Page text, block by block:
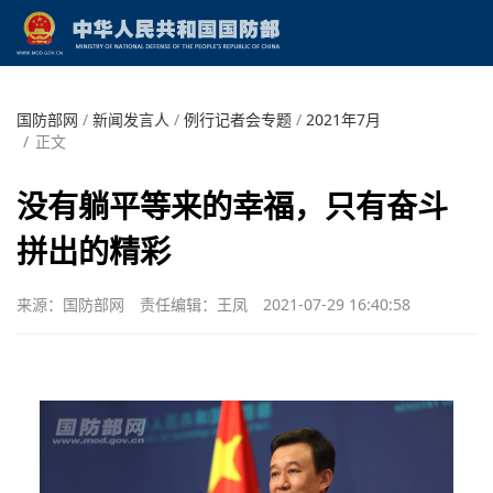
国防部网 / 新闻发言人 / 例行记者会专题 / 2021年7月
/ 正文
没有躺平等来的幸福，只有奋斗
拼出的精彩
来源：国防部网 责任编辑：王凤 2021-07-29 16:40:58